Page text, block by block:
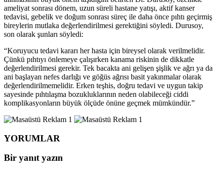
ameliyat sonrası dönem, uzun süreli hastane yatışı, aktif kanser
tedavisi, gebelik ve doğum sonrası süreç ile daha önce pıhtı geçirmiş
bireylerin mutlaka değerlendirilmesi gerektiğini söyledi. Durusoy,
son olarak şunları söyledi:
“Koruyucu tedavi kararı her hasta için bireysel olarak verilmelidir.
Çünkü pıhtıyı önlemeye çalışırken kanama riskinin de dikkatle
değerlendirilmesi gerekir. Tek bacakta ani gelişen şişlik ve ağrı ya da
ani başlayan nefes darlığı ve göğüs ağrısı basit yakınmalar olarak
değerlendirilmemelidir. Erken teşhis, doğru tedavi ve uygun takip
sayesinde pıhtılaşma bozukluklarının neden olabileceği ciddi
komplikasyonların büyük ölçüde önüne geçmek mümkündür.”
YORUMLAR
Bir yanıt yazın